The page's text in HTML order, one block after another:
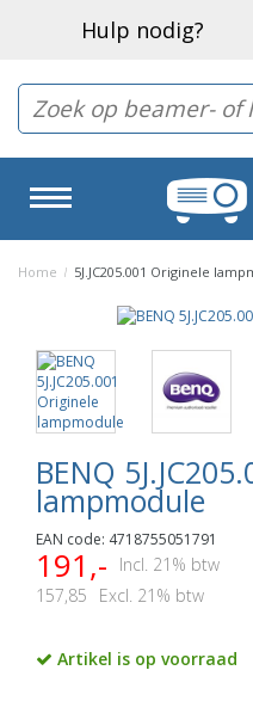
Hulp nodig?
Home / 5J.JC205.001 Originele
BENQ
lampmodule
EAN code: 4718755051791
191,-
Incl. 21% btw
157,85
Excl. 21% btw
Artikel is op voorraad